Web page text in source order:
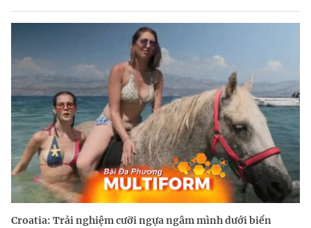
Croatia: Trải nghiệm cưỡi ngựa ngâm mình dưới biển